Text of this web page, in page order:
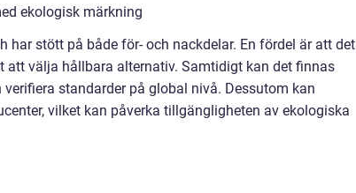
ekologisk märkning
har stött på både för- och nackdelar. En fördel är att det
att välja hållbara alternativ. Samtidigt kan det finnas
standarder på global nivå. Dessutom kan
vilket kan påverka tillgängligheten av ekologiska